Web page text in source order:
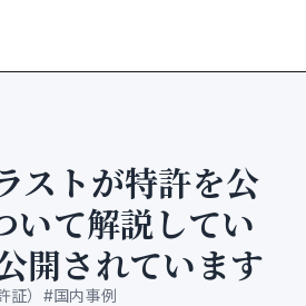
ストが特許を公
いて解説してい
開されています
証） #国内事例